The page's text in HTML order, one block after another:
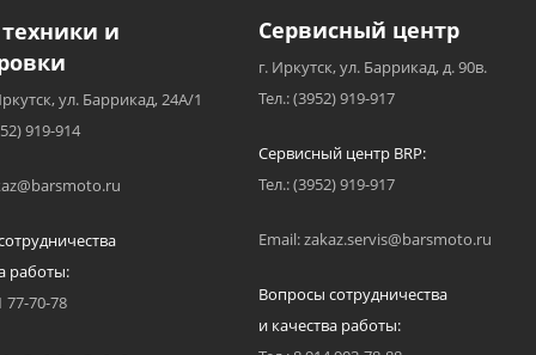
и
ул. Баррикад, 24А/1
919-914
работы:
77-70-78
Сервисный центр
г. Иркутск, ул. Баррикад, д. 90в.
Тел.: (3952) 919-917
Сервисный центр BRP:
Тел.: (3952) 919-917
Email: zakaz.servis@barsmoto.ru
Вопросы сотрудничества
и качества работы: